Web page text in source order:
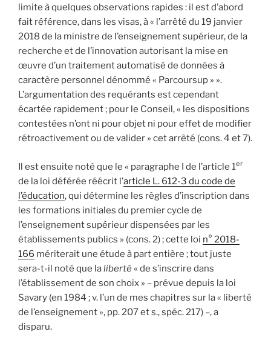
limite à quelques observations rapides : il est d’abord
fait référence, dans les visas, à « l’arrêté du 19 janvier
2018 de la ministre de l’enseignement supérieur, de la
recherche et de l’innovation autorisant la mise en
œuvre d’un traitement automatisé de données à
caractère personnel dénommé « Parcoursup » ».
L’argumentation des requérants est cependant
écartée rapidement ; pour le Conseil, « les dispositions
contestées n’ont ni pour objet ni pour effet de modifier
rétroactivement ou de valider » cet arrêté (cons. 4 et 7).
Il est ensuite noté que le « paragraphe I de l’article 1er
de la loi déférée réécrit l’article L. 612-3 du code de
l’éducation, qui détermine les règles d’inscription dans
les formations initiales du premier cycle de
l’enseignement supérieur dispensées par les
établissements publics » (cons. 2) ; cette loi n° 2018-
166 mériterait une étude à part entière ; tout juste
sera-t-il noté que laliberté« de s’inscrire dans
l’établissement de son choix » – prévue depuis la loi
Savary (en 1984 ; v. l’un de mes chapitres sur la « liberté
de l’enseignement », pp. 207 et s., spéc. 217) –, a
disparu.